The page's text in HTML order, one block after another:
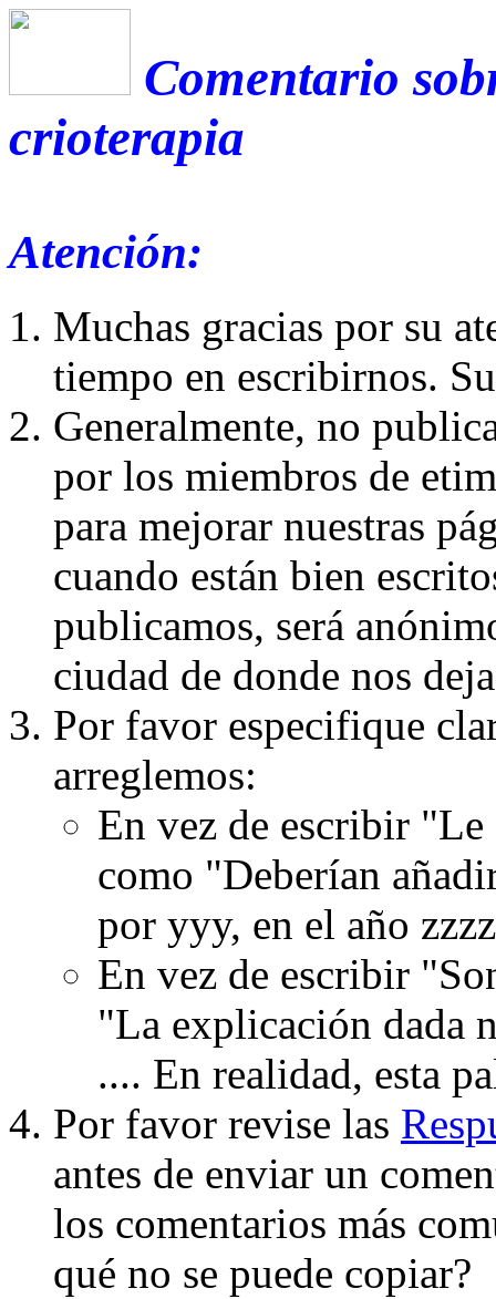
Comentario
crioterapia
Atención:
Muchas gracias por su
tiempo en escribirnos.
Generalmente, no
por los miembros de
para mejorar nuestras
cuando están bien
publicamos, será
ciudad de donde nos
Por favor especifique
arreglemos:
En vez de escribir
como "Deberían
por yyy, en el año
En vez de escribir
"La explicación dada
.... En realidad, esta
Por favor revise las
antes de enviar un
los comentarios más
qué no se puede copiar?